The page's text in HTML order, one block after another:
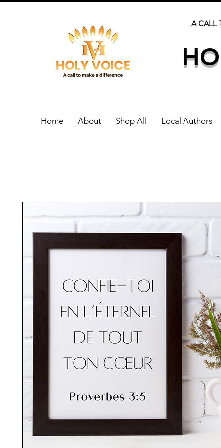
A CALL
Home About Shop All Local Authors